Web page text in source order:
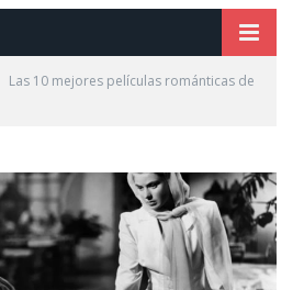
Las 10 mejores películas románticas de